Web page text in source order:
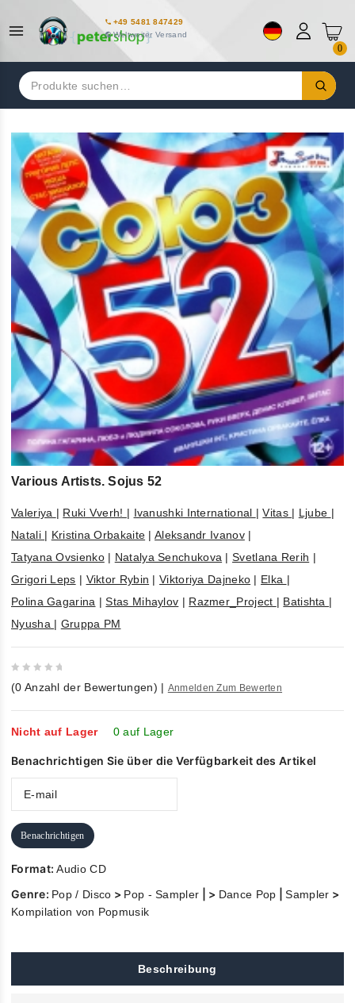
+49 5481 847429
Weltweiter Versand
0
Suchen
nach:
Various Artists. Sojus 52
Valeriya | Ruki Vverh! | Ivanushki International |Vitas | Ljube |
Natali | Kristina Orbakaite |Aleksandr Ivanov|
Tatyana Ovsienko| Natalya Senchukova |Svetlana Rerih |
Grigori Leps | Viktor Rybin |Viktoriya Dajneko | Elka |
Polina Gagarina |Stas Mihaylov | Razmer_Project | Batishta |
Nyusha | Gruppa PM
out
of
5
(0 Anzahl der Bewertungen) | Anmelden Zum Bewerten
Nicht auf Lager 0 auf Lager
Benachrichtigen Sie über die Verfügbarkeit des Artikel
Benachrichtigen
Format:Audio CD
Genre: Pop / Disco > Pop - Sampler | > Dance Pop |Sampler >
Kompilation von Popmusik
Beschreibung